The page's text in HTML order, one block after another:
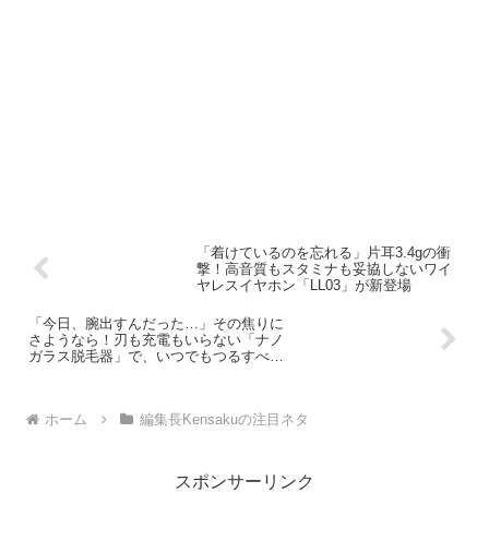
「着けているのを忘れる」片耳3.4gの衝
撃！高音質もスタミナも妥協しないワイ
ヤレスイヤホン「LL03」が新登場
「今日、腕出すんだった…」その焦りに
さようなら！刃も充電もいらない「ナノ
ガラス脱毛器」で、いつでもつるすべ肌
ホーム 編集長Kensakuの注目ネタ
スポンサーリンク